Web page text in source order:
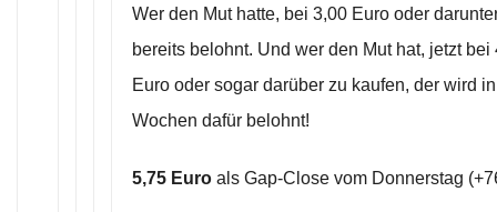
Wer den Mut hatte, bei 3,00 Euro oder
bereits belohnt. Und wer den Mut hat, jetzt
Euro oder sogar darüber zu kaufen, der wird
Wochen dafür belohnt!
5,75 Euro als Gap-Close vom Donnerstag